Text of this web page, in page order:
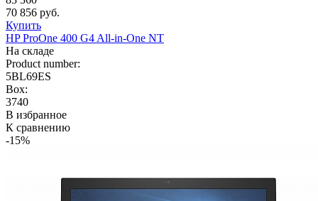
70 856 руб.
Купить
HP ProOne 400 G4 All-in-One NT
На складе
Product number:
5BL69ES
Box:
3740
В избранное
К сравнению
-15%